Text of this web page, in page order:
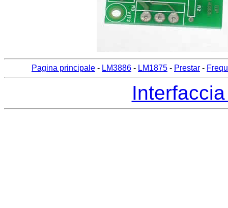
Pagina principale - LM3886 - LM1875 - Prestar -